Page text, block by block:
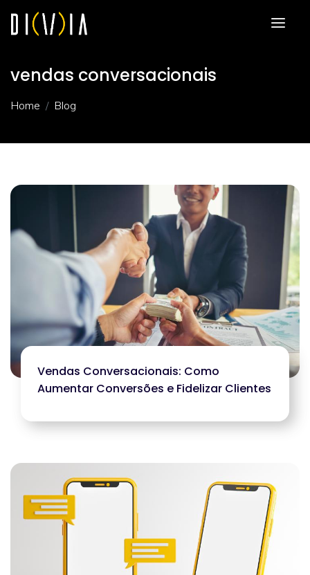
vendas conversacionais
Home Blog
Vendas Conversacionais: Como
Aumentar Conversões e Fidelizar Clientes